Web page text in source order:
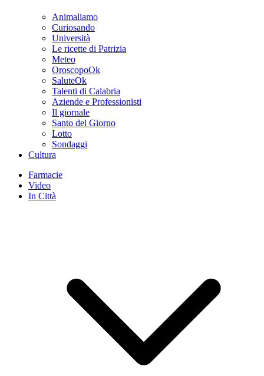
Animaliamo
Curiosando
Università
Le ricette di Patrizia
Meteo
OroscopoOk
SaluteOk
Talenti di Calabria
Aziende e Professionisti
Il giornale
Santo del Giorno
Lotto
Sondaggi
Cultura
Farmacie
Video
In Città